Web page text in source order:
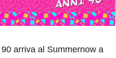
arriva al Summernow a